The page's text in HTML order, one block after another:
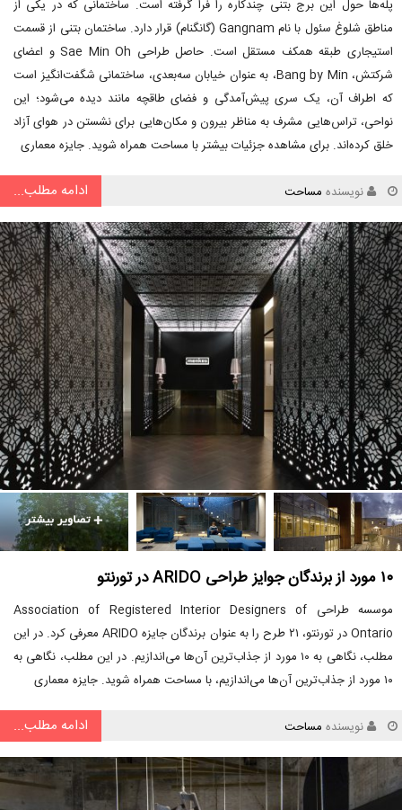
پله‌ها حول این برج بتنی چندکاره را فرا گرفته است. ساختمانی که در یکی از
مناطق شلوغ سئول با نام Gangnam (گانگنام) قرار دارد. ساختمان بتنی از قسمت
استیجاری طبقه همکف مستقل است. حاصل طراحی Sae Min Oh و اعضای
شرکتش، Bang by Min، به عنوان خیابان سه‌بعدی، ساختمانی شگفت‌انگیز است
که اطراف آن، یک سری پیش‌آمدگی و فضای طاقچه مانند دیده می‌شود؛ این
نواحی، تراس‌هایی مشرف به مناظر بیرون و مکان‌هایی برای نشستن در هوای آزاد
خلق کرده‌اند. برای مشاهده جزئیات بیشتر با مساحت همراه شوید. جایزه معماری
نویسنده مساحت ادامه مطلب...
۱۰ مورد از برندگان جوایز طراحی ARIDO در تورنتو
موسسه طراحی Association of Registered Interior Designers of
Ontario در تورنتو، ۲۱ طرح را به عنوان برندگان جایزه ARIDO معرفی کرد. در این
مطلب، نگاهی به ۱۰ مورد از جذاب‌ترین آن‌ها می‌اندازیم. در این مطلب، نگاهی به
۱۰ مورد از جذاب‌ترین آن‌ها می‌اندازیم، با مساحت همراه شوید. جایزه معماری
نویسنده مساحت ادامه مطلب...